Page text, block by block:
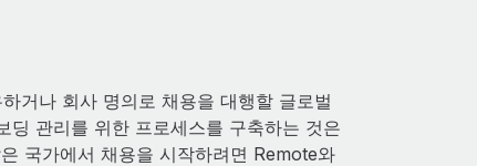
거나 회사 명의로 채용을 대행할 글로벌
관리를 위한 프로세스를 구축하는 것은
국가에서 채용을 시작하려면 Remote와